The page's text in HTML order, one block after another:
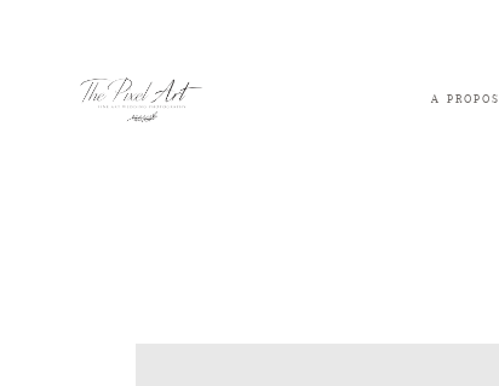
A PROPOS